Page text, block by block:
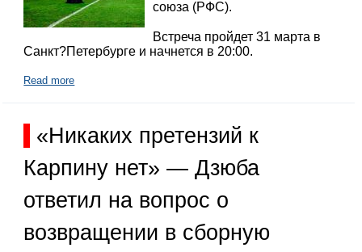
союза (РФС).
Встреча пройдет 31 марта в
Санкт?Петербурге и начнется в 20:00.
Read more
«Никаких претензий к
Карпину нет» — Дзюба
ответил на вопрос о
возвращении в сборную